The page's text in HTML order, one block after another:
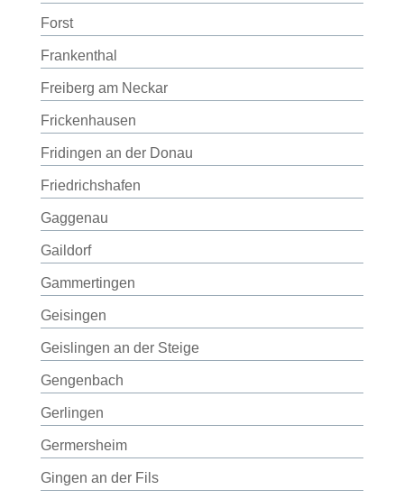
Forst
Frankenthal
Freiberg am Neckar
Frickenhausen
Fridingen an der Donau
Friedrichshafen
Gaggenau
Gaildorf
Gammertingen
Geisingen
Geislingen an der Steige
Gengenbach
Gerlingen
Germersheim
Gingen an der Fils